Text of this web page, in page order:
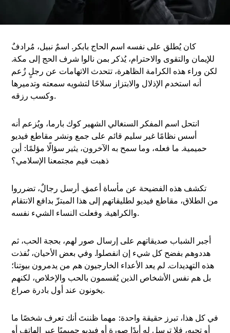
كان يُطلق على نفسه اسم الحاج بابكر. اسمٌ نبيل، مُرادفٌ
للإيمان والتقوى والاحترام، يُذكر بمن نالوا شرف الحج إلى مكة.
لكن وراء هذه الكرامة الظاهرة، تتحدث الاتهامات عن رجلٍ زُعم
أنه استخدم الإذلال والابتزاز سلاحًا لتشويه سمعته وتدميرها
وكسب رزقه.
انتحل اسم المفكر السنغالي الشهير كوك بارما، ويُزعم أنه
أسس نظامًا غير سليم قائم على جمع ونشر مقاطع فيديو
حميمية. ما فعله، وما سمح به الآخرون، يثير سؤالًا مؤلمًا: أين
ذهبت قيم مجتمعنا الإسلامي؟
تكشف هذه الفضيحة عن مأساة أعمق. أرسل رجالٌ، تضرروا
من الطلاق، مقاطع فيديو لطليقاتهم إلى هذا المبتزّ بدافع الانتقام
والكراهية. وفعلت النساء الشيء نفسه.
أجبر الشباب صديقاتهم على إرسال صور لهم، بحجة الحب، ثم
هددوهم بفضح كل شيء إن انفصلوا. وفي بعض الأحيان، نُفذت
هذه التهديدات. لم يعد الأعداء الخارجيون هم من يدمرون بيوتنا؛
بل هم نفس الأشخاص الذين يُقسمون بالحب والإخلاص، لكنهم
يخونون عند أول بادرة صراع.
في كل هذا، تبرز حقيقة واحدة: مهما ظننتَ أنك تعرف شخصًا ما
أو تحبه، فلا ترسل له أبدًا صورة أو فيديو حميميًا عبر الهاتف أو